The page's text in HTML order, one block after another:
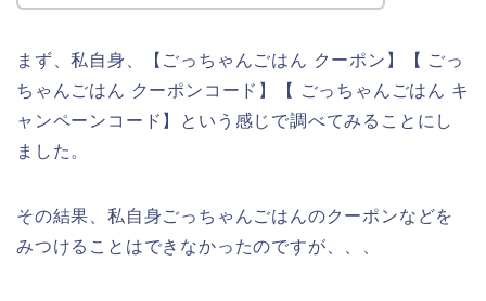
まず、私自身、【ごっちゃんごはん クーポン】【 ごっ
ちゃんごはん クーポンコード】【 ごっちゃんごはん キ
ャンペーンコード】という感じで調べてみることにし
ました。
その結果、私自身ごっちゃんごはんのクーポンなどを
みつけることはできなかったのですが、、、